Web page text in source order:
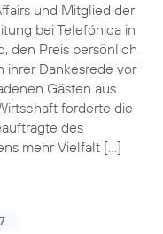
und Mitglied der
bei Telefónica in
den Preis persönlich
ihrer Dankesrede vor
Gästen aus
forderte die
des
mehr Vielfalt […]